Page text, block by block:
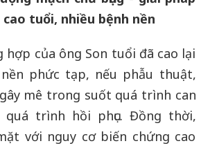
tuổi, nhiều bệnh nền
của ông Son tuổi đã cao lại
phức tạp, nếu phẫu thuật,
mê trong suốt quá trình can
trình hồi phục. Đồng thời,
với nguy cơ biến chứng cao